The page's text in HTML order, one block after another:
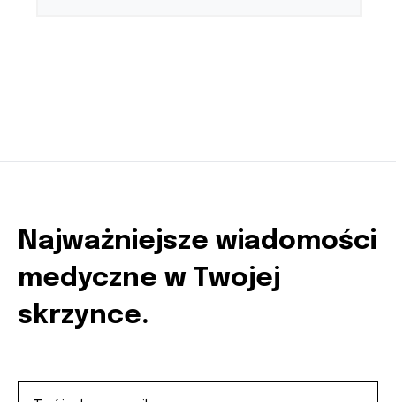
Najważniejsze wiadomości
medyczne w Twojej
skrzynce.